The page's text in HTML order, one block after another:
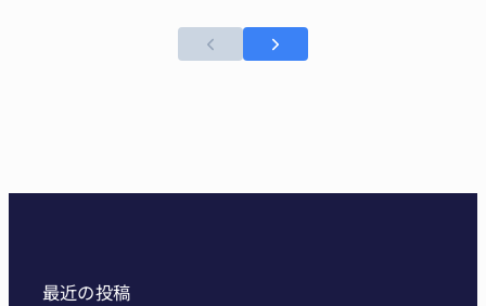
最近の投稿